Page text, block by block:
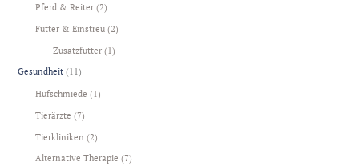
Pferd & Reiter (2)
Futter & Einstreu (2)
Zusatzfutter (1)
Gesundheit (11)
Hufschmiede (1)
Tierärzte (7)
Tierkliniken (2)
Alternative Therapie (7)